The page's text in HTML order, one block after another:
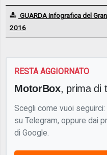
GUARDA infografica del
2016
RESTA AGGIORNATO
MotorBox, prima di
Scegli come vuoi
su Telegram, oppure dai
di Google.